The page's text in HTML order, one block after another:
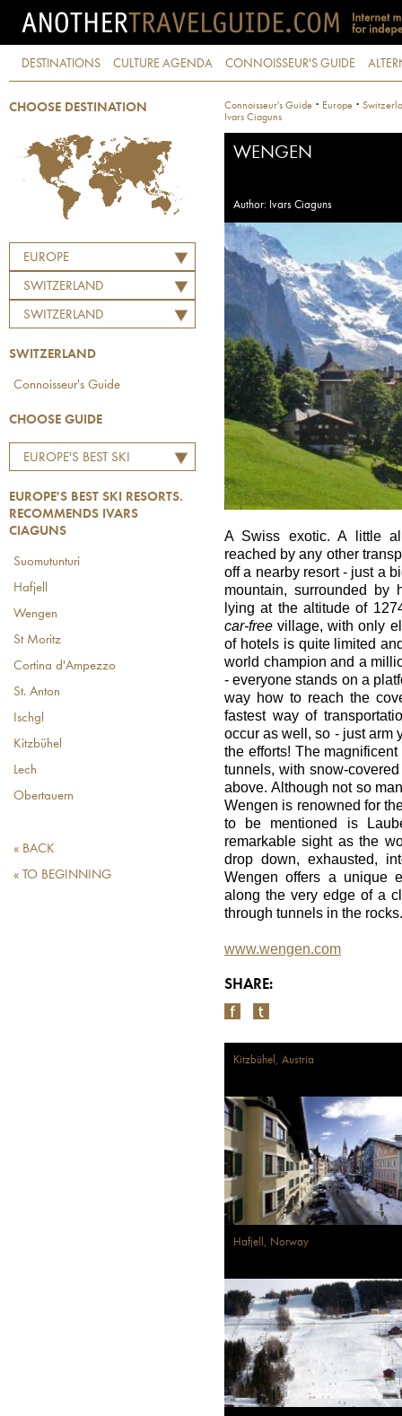
DESTINATIONS CULTURE AGENDA CONNOISSEUR'S GUIDE
CHOOSE DESTINATION
EUROPE
SWITZERLAND
SWITZERLAND
SWITZERLAND
Connoisseur's Guide
CHOOSE GUIDE
EUROPE'S BEST SKI
IVARS CIAGUNS
EUROPE'S BEST SKI RESORTS.
RECOMMENDS IVARS
CIAGUNS
Suomutunturi
Hafjell
Wengen
St Moritz
Cortina d'Ampezzo
St. Anton
Ischgl
Kitzbühel
Lech
Obertauern
« BACK
« TO BEGINNING
Connoisseur's Guide · Europe ·
Ivars Ciaguns
WENGEN
Author: Ivars Ciaguns
A Swiss exotic. A little
reached by any other
off a nearby resort - just a
mountain, surrounded by
lying at the altitude of
car-free village, with only
of hotels is quite limited
world champion and a
- everyone stands on a
way how to reach the
fastest way of
occur as well, so - just arm
the efforts! The
tunnels, with snow-
above. Although not so
Wengen is renowned for
to be mentioned is
remarkable sight as the
drop down, exhausted,
Wengen offers a unique
along the very edge of a
through tunnels in the
www.wengen.com
SHARE:
Kitzbühel, Austria
Hafjell, Norway